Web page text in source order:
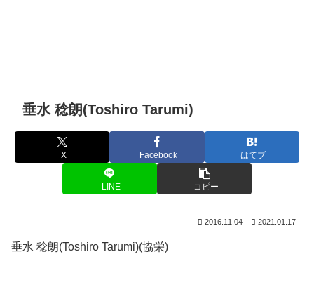
垂水 稔朗(Toshiro Tarumi)
X Facebook はてブ
LINE コピー
2016.11.04 2021.01.17
垂水 稔朗(Toshiro Tarumi)(協栄)